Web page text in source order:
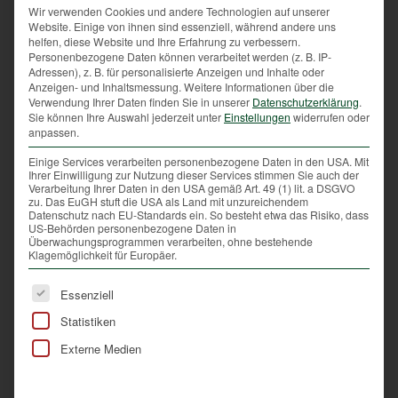
angelegten Kulturen komplett eingezäunt. Verbiss
kann jedoch nie gänzlich verhindert werden. Vor
allem der Druck Freizeit suchender Menschen wird
immer mehr und die zahlreichen Leute abseits der
Wege und Routen stressen die Tiere zunehmend.
Das heimische Wild wird durch die Naturliebhaber in
den Ruhe- und Nahrungszeiten gestört und
verursacht durch plötzliches Aufscheuchen und somit
hohem Energieverbrauch Wildschäden.
Verbiss im eigenen Garten verhindern
Rehwild kommt auf der Suche nach Nahrung auch in
Wohngebiete. Die Verantwortung für Schäden in
Hausgärten müssen die Jägerinnen oder Jäger nicht
tragen. Um Bäume, Sträucher und Blumen im
Wir verwenden Cookies und andere Technologien auf unserer
Website. Einige von ihnen sind essenziell, während andere uns
helfen, diese Website und Ihre Erfahrung zu verbessern.
Personenbezogene Daten können verarbeitet werden (z. B. IP-
Adressen), z. B. für personalisierte Anzeigen und Inhalte oder
Anzeigen- und Inhaltsmessung. Weitere Informationen über die
Verwendung Ihrer Daten finden Sie in unserer Datenschutzerklärung.
Sie können Ihre Auswahl jederzeit unter Einstellungen widerrufen oder
anpassen.
Einige Services verarbeiten personenbezogene Daten in den USA. Mit
Ihrer Einwilligung zur Nutzung dieser Services stimmen Sie auch der
Verarbeitung Ihrer Daten in den USA gemäß Art. 49 (1) lit. a DSGVO
zu. Das EuGH stuft die USA als Land mit unzureichendem
Datenschutz nach EU-Standards ein. So besteht etwa das Risiko, dass
US-Behörden personenbezogene Daten in
Überwachungsprogrammen verarbeiten, ohne bestehende
Klagemöglichkeit für Europäer.
Es folgt eine Liste der Service-Gruppen, für die eine
Essenziell
Statistiken
Externe Medien